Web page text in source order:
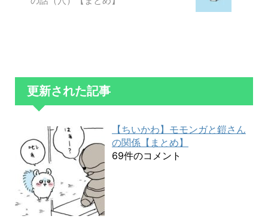
更新された記事
【ちいかわ】モモンガと鎧さん
の関係【まとめ】
69件のコメント